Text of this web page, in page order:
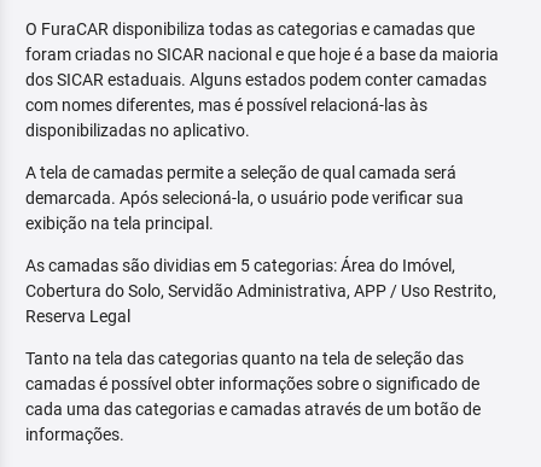
O FuraCAR disponibiliza todas as categorias e camadas que
foram criadas no SICAR nacional e que hoje é a base da maioria
dos SICAR estaduais. Alguns estados podem conter camadas
com nomes diferentes, mas é possível relacioná-las às
disponibilizadas no aplicativo.
A tela de camadas permite a seleção de qual camada será
demarcada. Após selecioná-la, o usuário pode verificar sua
exibição na tela principal.
As camadas são dividias em 5 categorias: Área do Imóvel,
Cobertura do Solo, Servidão Administrativa, APP / Uso Restrito,
Reserva Legal
Tanto na tela das categorias quanto na tela de seleção das
camadas é possível obter informações sobre o significado de
cada uma das categorias e camadas através de um botão de
informações.